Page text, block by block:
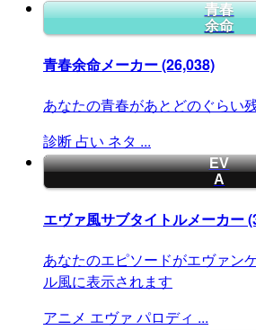
青春
余命
青春余命メーカー(26,038)
あなたの青春があとどのぐらい
診断 占い ネタ ...
EV
A
エヴァ風サブタイトルメーカー
あなたのエピソードがエヴァン
ル風に表示されます
アニメ エヴァ パロディ ...